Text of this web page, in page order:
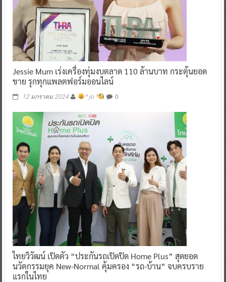
Jessie Mum เร่งเครื่องทุ่มงบตลาด 110 ล้านบาท กระตุ้นยอด
ขาย รุกทุกแพลตฟอร์มออนไลน์
12 มกราคม 2024 ^ jo ^ 0
ไทยวิวัฒน์ เปิดตัว “ประกันรถเปิดปิด Home Plus” สุดยอด
นวัตกรรมยุค New-Normal คุ้มครอง “รถ-บ้าน” จบครบราย
แรกในไทย